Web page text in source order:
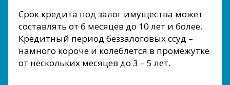
Срок кредита под залог имущества может
составлять от 6 месяцев до 10 лет и более.
Кредитный период беззалоговых ссуд –
намного короче и колеблется в промежутке
от нескольких месяцев до 3 – 5 лет.